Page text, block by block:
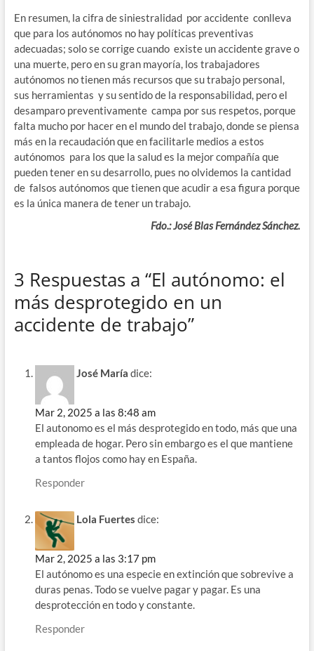
En resumen, la cifra de siniestralidad por accidente conlleva
que para los autónomos no hay políticas preventivas
adecuadas; solo se corrige cuando existe un accidente grave o
una muerte, pero en su gran mayoría, los trabajadores
autónomos no tienen más recursos que su trabajo personal,
sus herramientas y su sentido de la responsabilidad, pero el
desamparo preventivamente campa por sus respetos, porque
falta mucho por hacer en el mundo del trabajo, donde se piensa
más en la recaudación que en facilitarle medios a estos
autónomos para los que la salud es la mejor compañía que
pueden tener en su desarrollo, pues no olvidemos la cantidad
de falsos autónomos que tienen que acudir a esa figura porque
es la única manera de tener un trabajo.
Fdo.: José Blas Fernández Sánchez.
3 Respuestas a “El autónomo: el
más desprotegido en un
accidente de trabajo”
José María dice:
Mar 2, 2025 a las 8:48 am
El autonomo es el más desprotegido en todo, más que una
empleada de hogar. Pero sin embargo es el que mantiene
a tantos flojos como hay en España.
Responder
Lola Fuertes dice:
Mar 2, 2025 a las 3:17 pm
El autónomo es una especie en extinción que sobrevive a
duras penas. Todo se vuelve pagar y pagar. Es una
desprotección en todo y constante.
Responder